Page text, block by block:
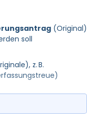
(in der
erhoben.
erhalten haben,
(Original)
soll
z. B.
gültigen Passes und